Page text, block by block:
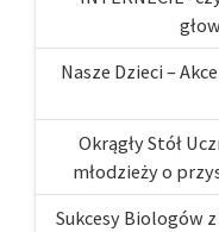
Nasze Dzieci –
Okrągły Stół
młodzieży o
Sukcesy Biologów